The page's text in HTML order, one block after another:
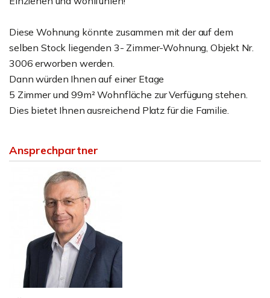
Diese Wohnung könnte zusammen mit der auf dem
selben Stock liegenden 3- Zimmer-Wohnung, Objekt Nr.
3006 erworben werden.
Dann würden Ihnen auf einer Etage
5 Zimmer und 99m² Wohnfläche zur Verfügung stehen.
Dies bietet Ihnen ausreichend Platz für die Familie.
Ansprechpartner